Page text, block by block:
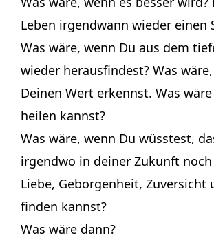
Leben irgendwann wieder einen
Was wäre, wenn Du aus dem
wieder herausfindest? Was
Deinen Wert erkennst. Was
heilen kannst?
Was wäre, wenn Du wüsstest,
irgendwo in deiner Zukunft noch
Liebe, Geborgenheit, Zuversicht
finden kannst?
Was wäre dann?